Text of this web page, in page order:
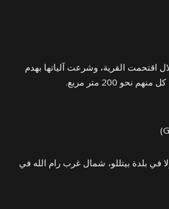
اقتحمت القرية، وشرعت آلياتها بهدم
في بلدة بيتللو، شمال غرب رام الله في